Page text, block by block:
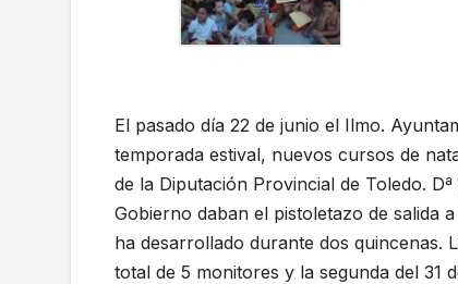
El pasado día 22 de junio el Ilmo.
temporada estival, nuevos cursos de
de la Diputación Provincial de Toledo.
Gobierno daban el pistoletazo de salida
ha desarrollado durante dos quincenas.
total de 5 monitores y la segunda del 31